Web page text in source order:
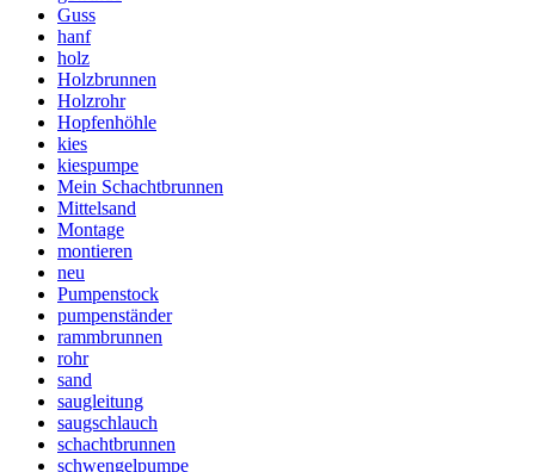
Guss
hanf
holz
Holzbrunnen
Holzrohr
Hopfenhöhle
kies
kiespumpe
Mein Schachtbrunnen
Mittelsand
Montage
montieren
neu
Pumpenstock
pumpenständer
rammbrunnen
rohr
sand
saugleitung
saugschlauch
schachtbrunnen
schwengelpumpe